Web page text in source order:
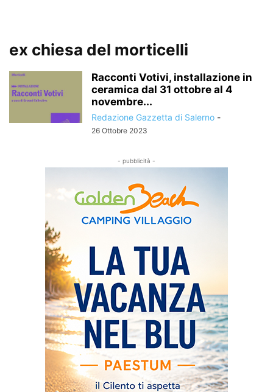
ex chiesa del morticelli
Racconti Votivi, installazione in
ceramica dal 31 ottobre al 4
novembre...
Redazione Gazzetta di Salerno -
26 Ottobre 2023
- pubblicità -